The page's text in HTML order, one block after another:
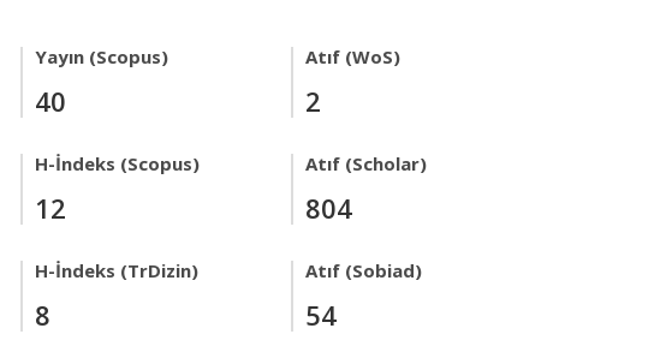
Yayın (Scopus)
40
Atıf (WoS)
2
H-İndeks (Scopus)
12
Atıf (Scholar)
804
H-İndeks (TrDizin)
8
Atıf (Sobiad)
54